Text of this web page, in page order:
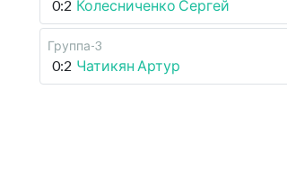
0:2 Колесниченко Сергей
Группа-3
0:2 Чатикян Артур